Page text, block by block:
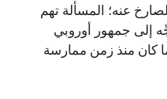
عنه؛ المسألة تهم
إلى جمهور أوروبي
كان منذ زمن ممارسة